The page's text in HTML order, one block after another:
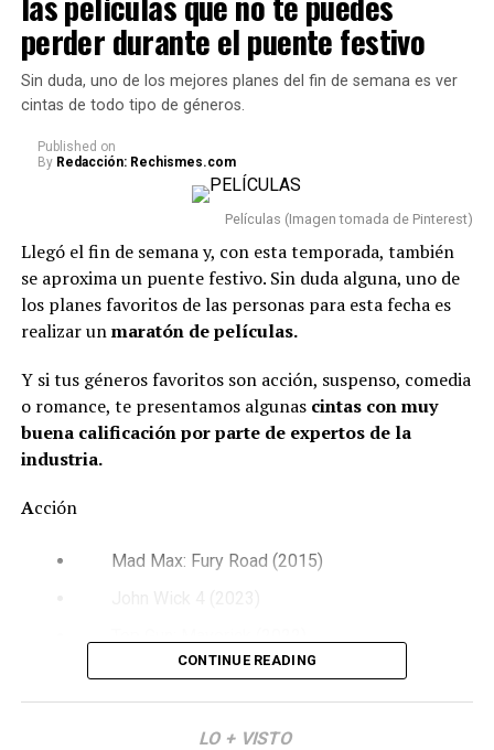
Y para entender un poco más el contexto de la cinta, es
importante conocer algunos de los elementos
fundamentales de la
mitología griega,
historia aparecen personajes y seres legendarios que han
inspirado innumerables obras de la cultura popular.
Aquí te contamos quiénes son algunos de ellos:
Odiseo o Ulises
Es el protagonista de la historia y el rey de Ítaca.
reconocido por su inteligencia y astucia. Su mayor
objetivo es regresar junto a su esposa Penélope y su hijo
perder durante el puente festivo
Sin duda, uno de los mejores planes del fin de semana es ver
cintas de todo tipo de géneros.
Published on
By Redacción: Rechismes.com
Películas (Imagen tomada de Pinterest)
Llegó el fin de semana y, con esta temporada, también
se aproxima un puente festivo. Sin duda alguna, uno de
los planes favoritos de las personas para esta fecha es
realizar unmaratón de películas.
Y si tus géneros favoritos son acción, suspenso, comedia
o romance, te presentamos algunas cintas con muy
buena calificación por parte de expertos de la
industria.
Acción
Mad Max: Fury Road (2015)
CONTINUE READING
LO + VISTO